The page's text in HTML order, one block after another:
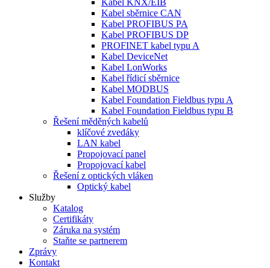
Kabel KNX/EIB
Kabel sběrnice CAN
Kabel PROFIBUS PA
Kabel PROFIBUS DP
PROFINET kabel typu A
Kabel DeviceNet
Kabel LonWorks
Kabel řídicí sběrnice
Kabel MODBUS
Kabel Foundation Fieldbus typu A
Kabel Foundation Fieldbus typu B
Řešení měděných kabelů
klíčové zvedáky
LAN kabel
Propojovací panel
Propojovací kabel
Řešení z optických vláken
Optický kabel
Služby
Katalog
Certifikáty
Záruka na systém
Staňte se partnerem
Zprávy
Kontakt